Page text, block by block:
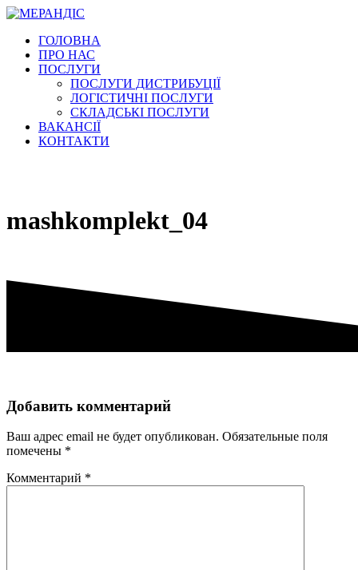
Перейти
содержимому
ГОЛОВНА
ПРО НАС
ПОСЛУГИ
ПОСЛУГИ ДИСТРИБУЦІЇ
ЛОГІСТИЧНІ ПОСЛУГИ
СКЛАДСЬКІ ПОСЛУГИ
ВАКАНСІЇ
КОНТАКТИ
mashkomplekt_04
Добавить комментарий
Ваш адрес email не будет опубликован. Обязательные поля
помечены *
Комментарий *